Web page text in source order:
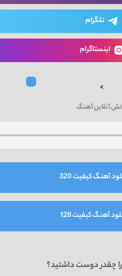
تلگرام
اینستاگرام
>
آنلاین آهنگ
آهنگ کیفیت 320
آهنگ کیفیت 128
چقدر دوست داشتید؟